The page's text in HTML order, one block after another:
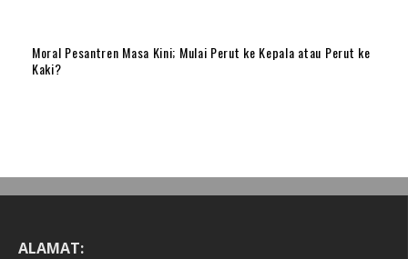
Moral Pesantren Masa Kini; Mulai Perut ke Kepala atau Perut ke
Kaki?
ALAMAT: